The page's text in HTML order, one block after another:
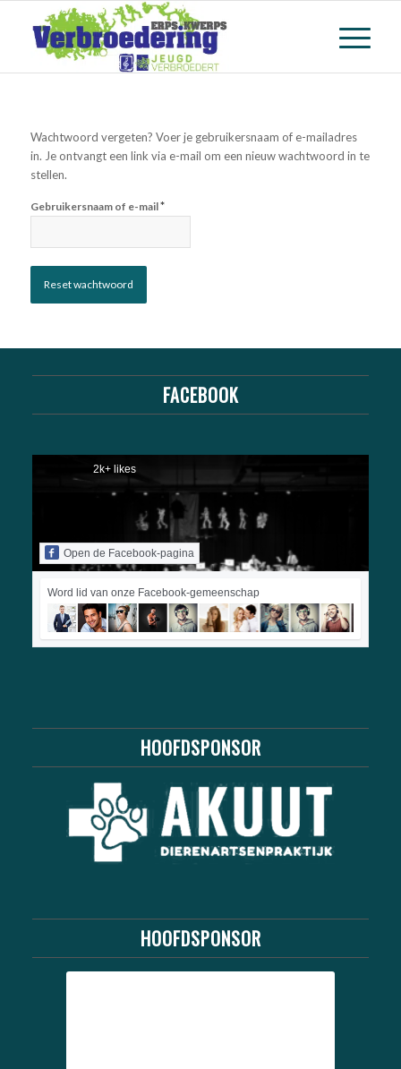
Wachtwoord vergeten? Voer je gebruikersnaam of e-mailadres
in. Je ontvangt een link via e-mail om een nieuw wachtwoord in te
stellen.
Gebruikersnaam of e-mail*
Reset wachtwoord
FACEBOOK
2k+ likes
Open de Facebook-pagina
Word lid van onze Facebook-gemeenschap
HOOFDSPONSOR
HOOFDSPONSOR